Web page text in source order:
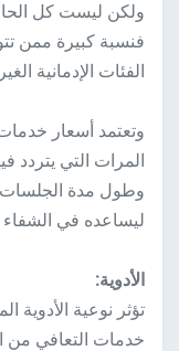
ولكن ليست كل
فنسبة كبيرة ممن
الفئات الإدمانية
وتعتمد أسعار
المرات التي يتردد
وطول مدة الجلسات
ليساعده في الشفاء
الأدوية:
تؤثر نوعية الأدوية
خدمات التعافي من